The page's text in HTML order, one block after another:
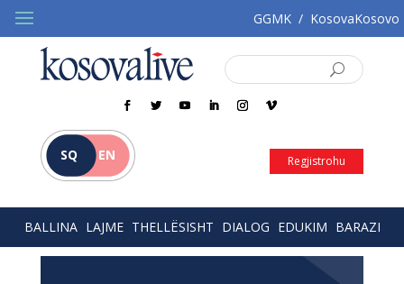
GGMK / KosovaKosovo
SQ EN Regjistrohu
BALLINA LAJME THELLËSISHT DIALOG EDUKIM BARAZI